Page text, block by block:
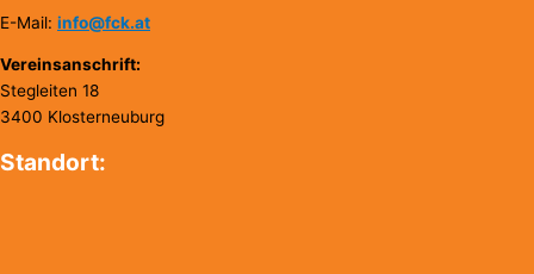
E-Mail: info@fck.at
Vereinsanschrift:
Stegleiten 18
3400 Klosterneuburg
Standort: